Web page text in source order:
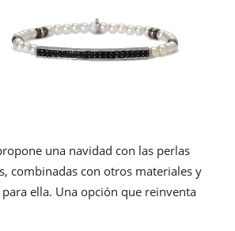
una navidad con las perlas
combinadas con otros materiales y
ella. Una opción que reinventa